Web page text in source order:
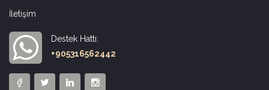
İletişim
Destek Hattı:
+905316562442